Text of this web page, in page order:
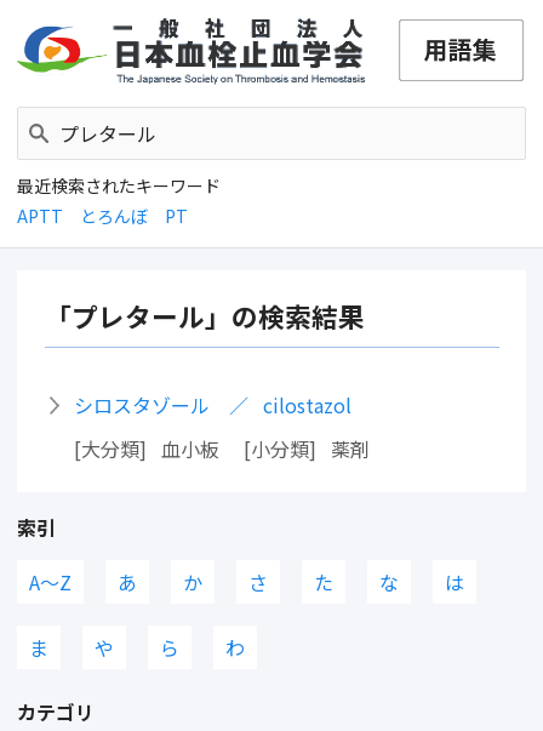
最近検索されたキーワード
APTT
とろんぼ PT
「プレタール」の検索結果
シロスタゾール
cilostazol
大分類
血小板 小分類 薬剤
索引
A〜Z
あ か さ た な は
ま や ら わ
カテゴリ